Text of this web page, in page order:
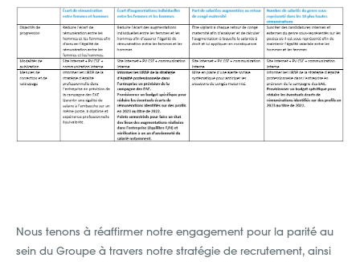
Nous tenons à réaffirmer notre engagement pour la parité au
sein du Groupe à travers notre stratégie de recrutement, ainsi